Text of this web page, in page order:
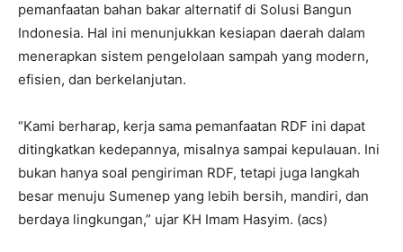
pemanfaatan bahan bakar alternatif di Solusi Bangun
Indonesia. Hal ini menunjukkan kesiapan daerah dalam
menerapkan sistem pengelolaan sampah yang modern,
efisien, dan berkelanjutan.
“Kami berharap, kerja sama pemanfaatan RDF ini dapat
ditingkatkan kedepannya, misalnya sampai kepulauan. Ini
bukan hanya soal pengiriman RDF, tetapi juga langkah
besar menuju Sumenep yang lebih bersih, mandiri, dan
berdaya lingkungan,” ujar KH Imam Hasyim. (acs)